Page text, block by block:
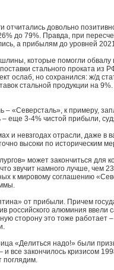
отчитались довольно
до 79%. Правда, при
а прибылям до уровней
которые помогли обвалу
стального проката из
ослаб, но сохранился: ж/д
стальной продукции на
– «Северсталь», к примеру,
еще 3-4% чистой прибыли,
и невзгодах отрасли, даже в
высоки по историческим
может закончиться для
звучит намного лучше, чем
к мировому соглашению
от прибыли. Причем
российского алюминия ввели
сторону это тоже работает
«Делиться надо!» были
все закончилось кризисом
поглядим.